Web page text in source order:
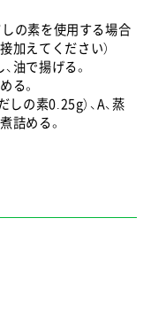
しの素を使用する場合
加えてください）
油で揚げる。
る。
の素0.25g）、A、蒸
詰める。